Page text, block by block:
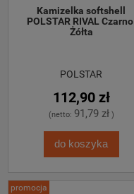
POLSTAR RIVAL Czarno
Żółta
POLSTAR
112,90 zł
(netto: 91,79 zł)
do koszyka
promocja